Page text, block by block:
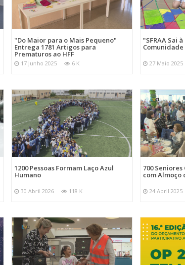
"Do Maior para o Mais Pequeno"
Entrega 1781 Artigos para
Prematuros ao HFF
17 Junho 2025 6 K
"SFRAA Sai
Comunidade
27 Maio 2025
1200 Pessoas Formam Laço Azul
Humano
30 Abril 2026 118 K
700
com Almoço
24 Abril 2025